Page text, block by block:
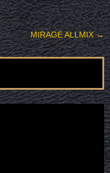
MIRAGE ALLMIX→